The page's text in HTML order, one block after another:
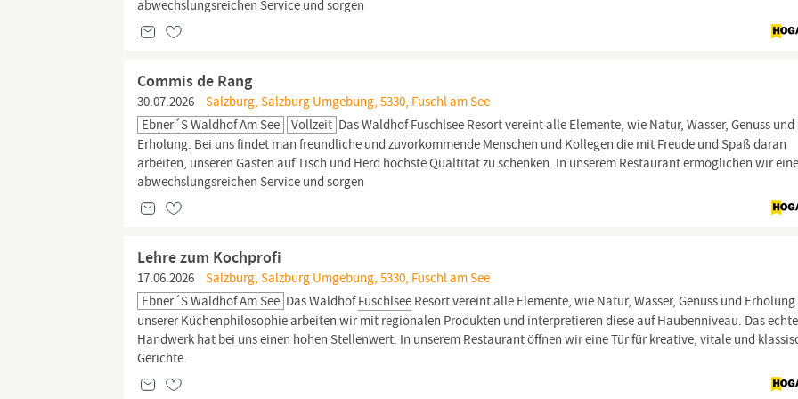
abwechslungsreichen Service und sorgen
Commis de Rang
30.07.2026
Salzburg, Salzburg Umgebung, 5330, Fuschl am See
Ebner´s Waldhof Am See
Vollzeit Das WaldhofFuschlsee Resort vereint alle Elemente, wie Natur, Wasser, Genuss und
Erholung. Bei uns findet man freundliche und zuvorkommende Menschen und Kollegen die mit Freude und Spaß daran
arbeiten, unseren Gästen auf Tisch und Herd höchste Qualtität zu schenken. In unserem Restaurant ermöglichen wir
abwechslungsreichen Service und sorgen
Lehre zum Kochprofi
17.06.2026
Salzburg, Salzburg Umgebung, 5330, Fuschl am See
Ebner´s Waldhof Am See Das WaldhofFuschlsee Resort vereint alle Elemente, wie Natur, Wasser, Genuss und
unserer Küchenphilosophie arbeiten wir mit regionalen Produkten und interpretieren diese auf Haubenniveau. Das echte
Handwerk hat bei uns einen hohen Stellenwert. In unserem Restaurant öffnen wir eine Tür für kreative, vitale und
Gerichte.